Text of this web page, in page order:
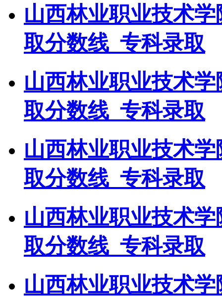
山西林业职业技术
取分数线_专科录取
山西林业职业技术
取分数线_专科录取
山西林业职业技术
取分数线_专科录取
山西林业职业技术
取分数线_专科录取
山西林业职业技术